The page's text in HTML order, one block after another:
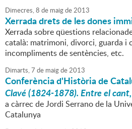
Dimecres,8 de maigde2013
Xerrada drets de les dones
Xerrada sobre qüestions
català: matrimoni, divorci, guarda i
incompliments de sentències, etc.
Dimarts,7 de maigde2013
Conferència d'Història de
Clavé (1824-1878). Entre el
a càrrec de Jordi Serrano de la
Catalunya